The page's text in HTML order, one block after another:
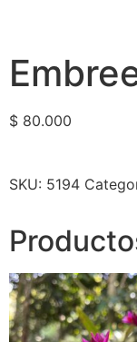
$ 80.000
SKU: 5194